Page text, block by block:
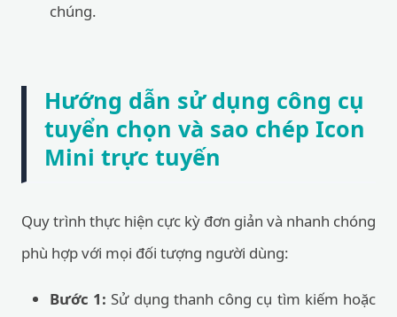
chúng.
Hướng dẫn sử dụng công cụ
tuyển chọn và sao chép Icon
Mini trực tuyến
Quy trình thực hiện cực kỳ đơn giản và nhanh chóng
phù hợp với mọi đối tượng người dùng:
Bước 1: Sử dụng thanh công cụ tìm kiếm hoặc